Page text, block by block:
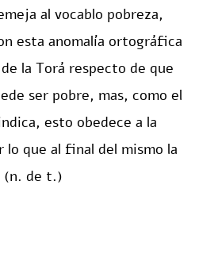
esta anomalía ortográfica
la Torá respecto de que
ser pobre, mas, como el
esto obedece a la
lo que al final del mismo la
(n. de t.)